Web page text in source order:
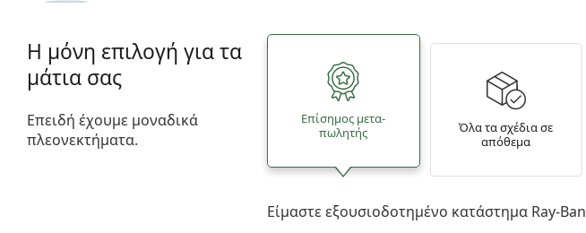
Η μόνη επιλογή για τα
μάτια σας
Επειδή έχουμε μοναδικά
πλεονεκτήματα.
Επίσημος μετα­
πωλητής
Όλα τα σχέδια σε
απόθεμα
Είμαστε εξουσιοδοτημένο κατάστημα Ray-Ban